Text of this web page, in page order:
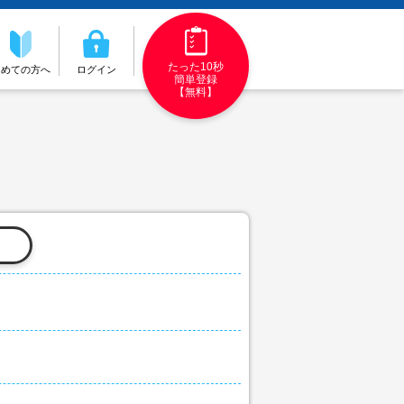
ての方へ ログイン
たった10秒
簡単登録
【無料】